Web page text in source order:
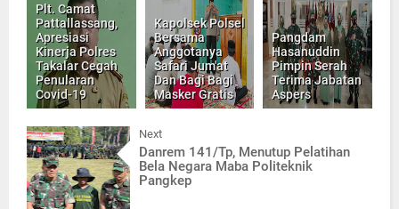
Plt. Camat
Pattallassang,
Apresiasi
Kinerja Polres
Takalar Cegah
Penularan
Covid-19
Kapolsek Polsel
Bersama
Anggotanya
Safari Jum'at
Dan Bagi Bagi
Masker Gratis
Pangdam
Hasanuddin
Pimpin Serah
Terima Jabatan
Aspers
Next
Danrem 141/Tp, Menutup Pelatihan
Bela Negara Maba Politeknik
Pangkep